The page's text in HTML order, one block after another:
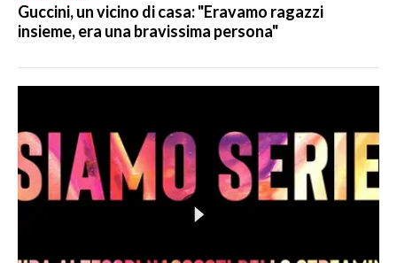
Guccini, un vicino di casa: "Eravamo ragazzi
insieme, era una bravissima persona"